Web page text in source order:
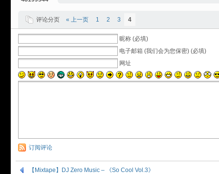
评论分页 « 上一页 1 2 3 4
昵称 (必填)
电子邮箱 (我们会为您保密) (必填)
网址
订阅评论
【Mixtape】DJ Zero Music – 《So Cool Vol.3》